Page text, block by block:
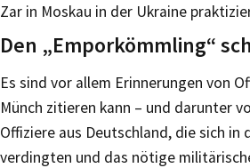
Zar in Moskau in der Ukraine
Den „Emporkömmling“
Es sind vor allem Erinnerungen von
Münch zitieren kann – und darunter
Offiziere aus Deutschland, die sich in
verdingten und das nötige